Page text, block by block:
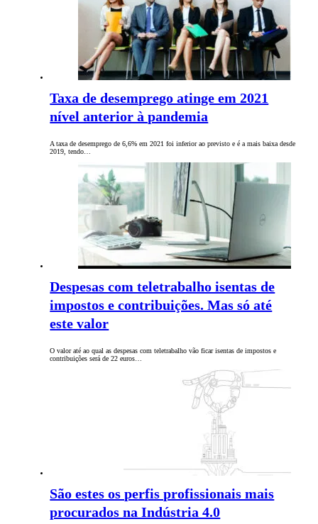
Taxa de desemprego atinge em 2021
nível anterior à pandemia
A taxa de desemprego de 6,6% em 2021 foi inferior ao previsto e é a mais baixa desde
2019, tendo…
Despesas com teletrabalho isentas de
impostos e contribuições. Mas só até
este valor
O valor até ao qual as despesas com teletrabalho vão ficar isentas de impostos e
contribuições será de 22 euros…
São estes os perfis profissionais mais
procurados na Indústria 4.0